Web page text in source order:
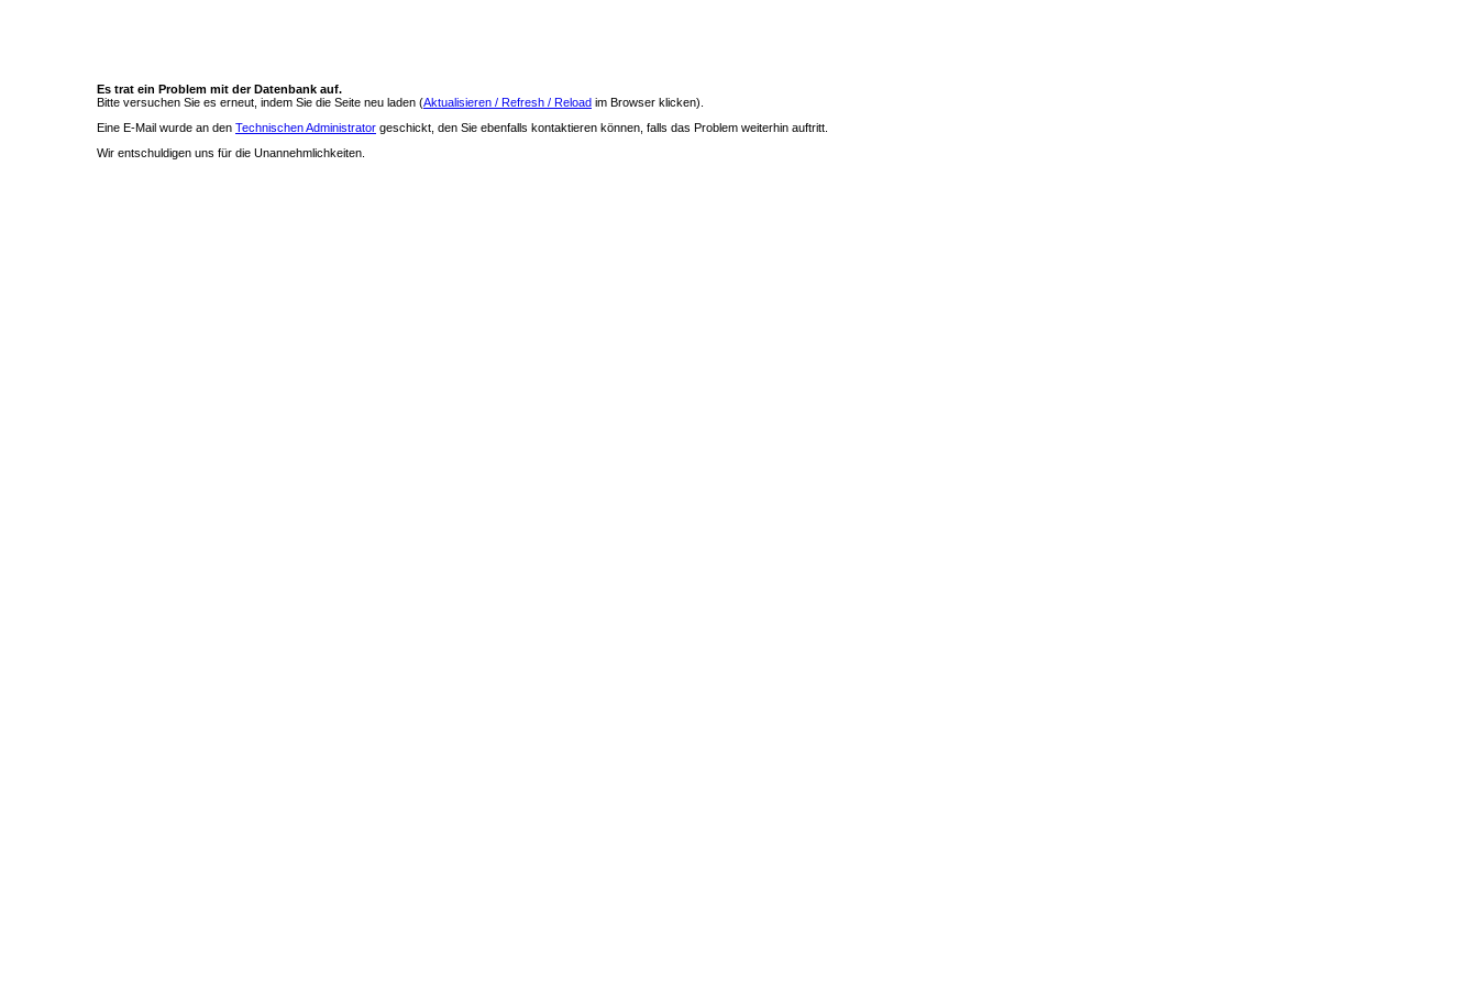
Es trat ein Problem mit der Datenbank auf.
Bitte versuchen Sie es erneut, indem Sie die Seite neu laden (Aktualisieren / Refresh / Reload im Browser klicken).
Eine E-Mail wurde an den Technischen Administrator geschickt, den Sie ebenfalls kontaktieren können, falls das Problem weiterhin auftritt.
Wir entschuldigen uns für die Unannehmlichkeiten.